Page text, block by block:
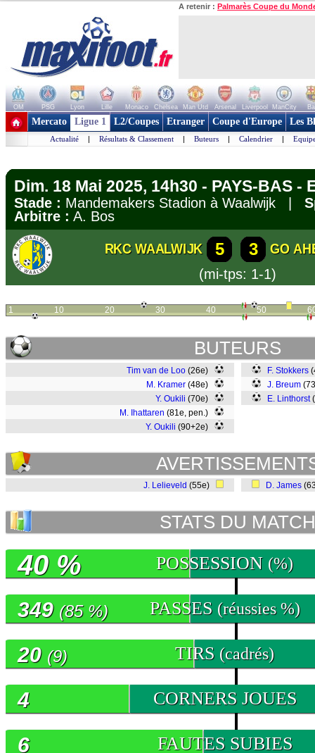
A retenir : Palmarès Coupe du
OM PSG Lyon Lille Monaco Chelsea Man Utd Arsenal Liverpool ManCity
+ de clubs
Mercato Ligue 1 L2/Coupes Etranger Coupe d'Europe Les
Actualité | Résultats & Classement | Buteurs | Calendrier |
Dim. 18 Mai 2025, 14h30 - PAYS-BAS -
Stade : Mandemakers Stadion à Waalwijk |
Arbitre : A. Bos
RKC WAALWIJK 5 3
GO
(mi-tps: 1-1)
1 10 20 30 40 50
BUTEURS
Tim van de Loo (26e)
M. Kramer (48e)
Y. Oukili (70e)
M. Ihattaren (81e, pen.)
Y. Oukili (90+2e)
F. Stokkers
J. Breum
E. Linthorst
J. Lelieveld (55e) D. James
STATS DU MATCH
POSSESSION (%)
40 %
PASSES (réussies %)
349 (85 %)
TIRS (cadrés)
20 (9)
CORNERS JOUES
4
FAUTES SUBIES
6